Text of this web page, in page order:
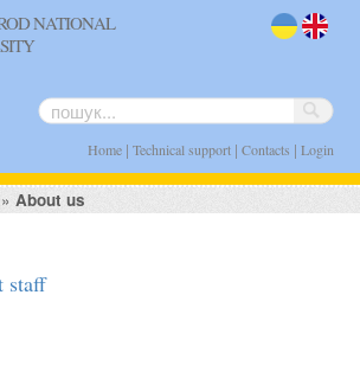
NATIONAL
Home| Technical support| Contacts | Login
»About us
staff